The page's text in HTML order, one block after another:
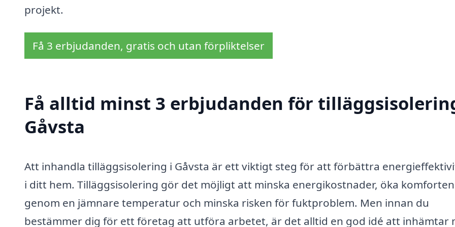
projekt.
Få 3 erbjudanden, gratis och utan förpliktelser
Få alltid minst 3 erbjudanden för
Gåvsta
Att inhandla tilläggsisolering i Gåvsta är ett viktigt steg för att förbättra
i ditt hem. Tilläggsisolering gör det möjligt att minska energikostnader, öka komforten
genom en jämnare temperatur och minska risken för fuktproblem. Men innan du
bestämmer dig för ett företag att utföra arbetet, är det alltid en god idé att inhämtar